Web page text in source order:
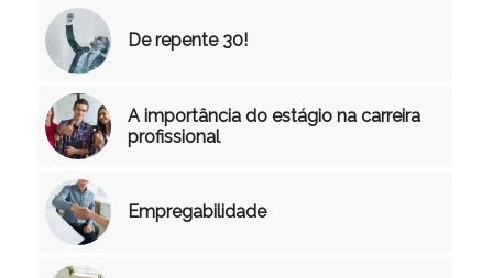
De repente 30!
A importância do estágio na carreira
profissional
Empregabilidade